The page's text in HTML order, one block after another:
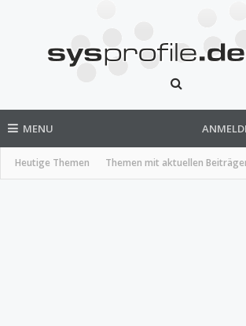
MENU
Heutige Themen Themen mit aktuellen